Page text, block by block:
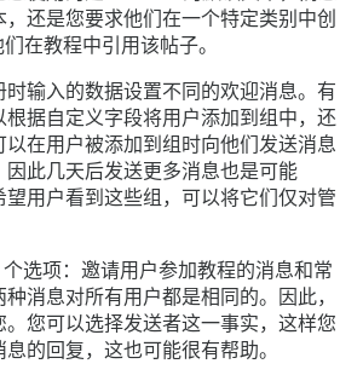
还是您要求他们在一个特定类别中创
在教程中引用该帖子。
输入的数据设置不同的欢迎消息。有
据自定义字段将用户添加到组中，还
在用户被添加到组时向他们发送消息
因此几天后发送更多消息也是可能
望用户看到这些组，可以将它们仅对管
个选项：邀请用户参加教程的消息和常
消息对所有用户都是相同的。因此，
。您可以选择发送者这一事实，这样您
的回复，这也可能很有帮助。